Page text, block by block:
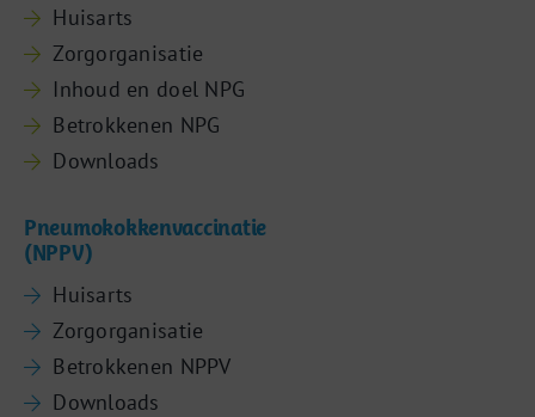
Huisarts
Zorgorganisatie
Inhoud en doel NPG
Betrokkenen NPG
Downloads
Pneumokokkenvaccinatie
(NPPV)
Huisarts
Zorgorganisatie
Betrokkenen NPPV
Downloads